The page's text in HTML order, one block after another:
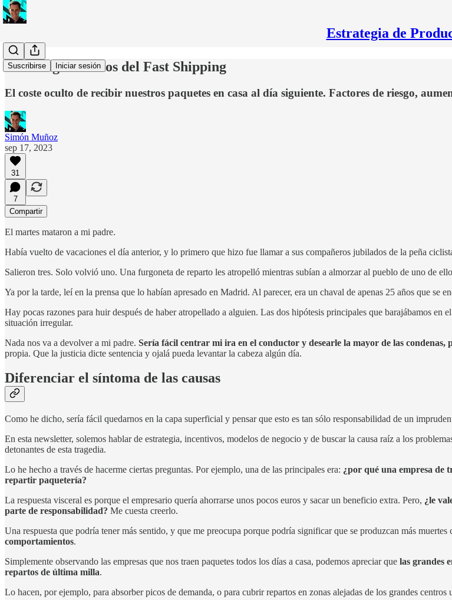
Estrategia de
Suscribirse Iniciar sesión
Los riesgos ocultos del Fast Shipping
El coste oculto de recibir nuestros paquetes en casa al día siguiente. Factores de riesgo,
Simón Muñoz
sep 17, 2023
31
7
Compartir
El martes mataron a mi padre.
Había vuelto de vacaciones el día anterior, y lo primero que hizo fue llamar a sus compañeros jubilados de la peña
Salieron tres. Solo volvió uno. Una furgoneta de reparto les atropelló mientras subían a almorzar al pueblo de uno de
Ya por la tarde, leí en la prensa que lo habían apresado en Madrid. Al parecer, era un chaval de apenas 25 años que se
Hay pocas razones para huir después de haber atropellado a alguien. Las dos hipótesis principales que barajábamos
situación irregular.
Nada nos va a devolver a mi padre. Sería fácil centrar mi ira en el conductor y desearle la mayor de las condenas,
propia. Que la justicia dicte sentencia y ojalá pueda levantar la cabeza algún día.
Diferenciar el síntoma de las causas
Como he dicho, sería fácil quedarnos en la capa superficial y pensar que esto es tan sólo responsabilidad de un
En esta newsletter, solemos hablar de estrategia, incentivos, modelos de negocio y de buscar la causa raíz a los
detonantes de esta tragedia.
Lo he hecho a través de hacerme ciertas preguntas. Por ejemplo, una de las principales era: ¿por qué una empresa de
repartir paquetería?
La respuesta visceral es porque el empresario quería ahorrarse unos pocos euros y sacar un beneficio extra. Pero, ¿le
parte de responsabilidad? Me cuesta creerlo.
Una respuesta que podría tener más sentido, y que me preocupa porque podría significar que se produzcan más muertes
comportamientos.
Simplemente observando las empresas que nos traen paquetes todos los días a casa, podemos apreciar que las grandes
repartos de última milla.
Lo hacen, por ejemplo, para absorber picos de demanda, o para cubrir repartos en zonas alejadas de los grandes